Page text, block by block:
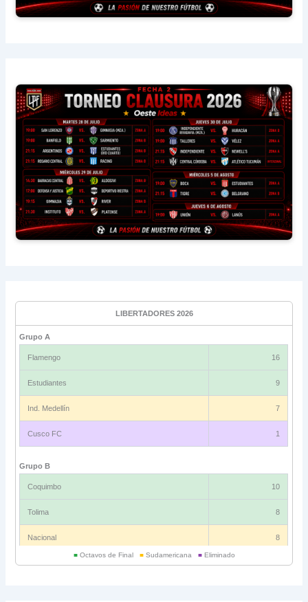
LIBERTADORES 2026
Grupo A
Flamengo 16
Estudiantes 9
Ind. Medellín 7
Cusco FC 1
Grupo B
Coquimbo 10
Tolima 8
Nacional 8
■Octavos de Final ■Sudamericana ■Eliminado